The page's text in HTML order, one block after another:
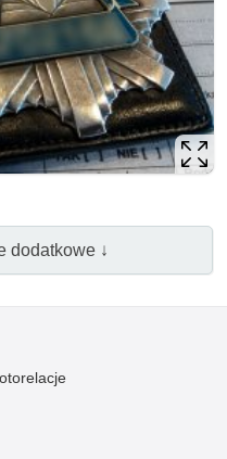
dodatkowe ↓